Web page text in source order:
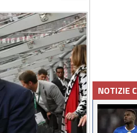
NOTIZIE